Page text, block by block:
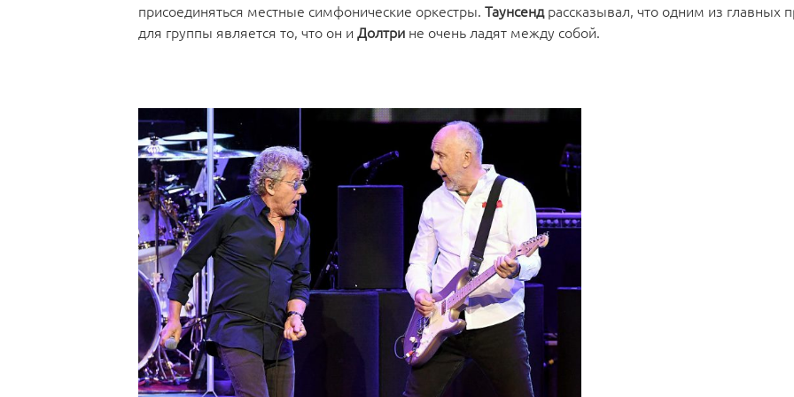
присоединяться местные симфонические оркестры. Таунсендрассказывал, что одним из главных
для группы является то, что он и Долтри не очень ладят между собой.